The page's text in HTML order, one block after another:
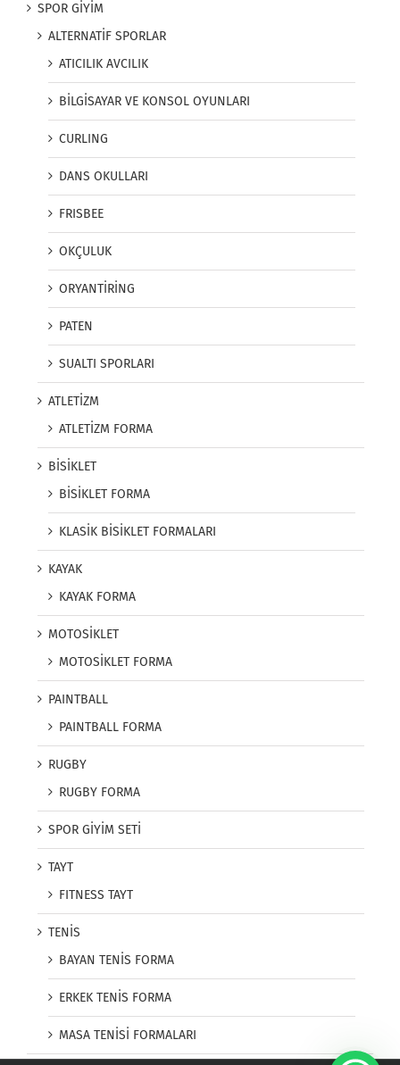
SPOR GİYİM
ALTERNATİF SPORLAR
ATICILIK AVCILIK
BİLGİSAYAR VE KONSOL OYUNLARI
CURLING
DANS OKULLARI
FRISBEE
OKÇULUK
ORYANTİRİNG
PATEN
SUALTI SPORLARI
ATLETİZM
ATLETİZM FORMA
BİSİKLET
BİSİKLET FORMA
KLASİK BİSİKLET FORMALARI
KAYAK
KAYAK FORMA
MOTOSİKLET
MOTOSİKLET FORMA
PAINTBALL
PAINTBALL FORMA
RUGBY
RUGBY FORMA
SPOR GİYİM SETİ
TAYT
FITNESS TAYT
TENİS
BAYAN TENİS FORMA
ERKEK TENİS FORMA
MASA TENİSİ FORMALARI